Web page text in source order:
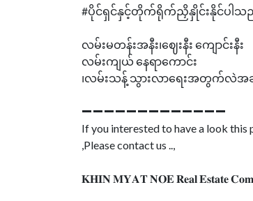
#ပိုင်ရှင်နှင့်တိုက်ရိုက်ညှိနှိုင်းနိုင်ပါသ
လမ်းမတန်းအနီး၊ဈေးနီး ကျောင်းနီး
လမ်းကျယ် နေရာကောင်း
၊လမ်းသန့် သွားလာရေးအတွက်လဲအ
➖➖➖➖➖➖➖➖➖➖➖➖➖
If you interested to have a look
,Please contact us ..,
𝐊𝐇𝐈𝐍 𝐌𝐘𝐀𝐓 𝐍𝐎𝐄 𝐑𝐞𝐚𝐥 𝐄𝐬𝐭𝐚𝐭𝐞